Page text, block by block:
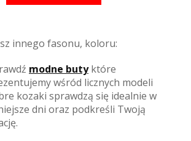
innego fasonu, koloru:
modne butyktóre
wśród licznych modeli
kozaki sprawdzą się idealnie w
dni oraz podkreśli Twoją